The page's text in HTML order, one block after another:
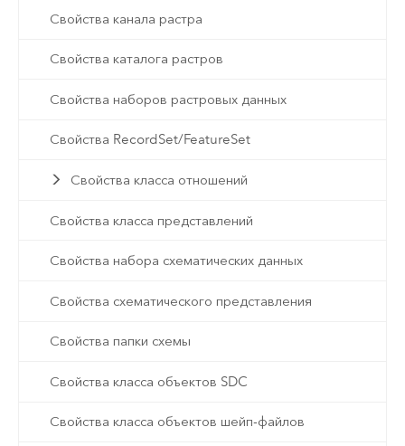
Свойства канала растра
Свойства каталога растров
Свойства наборов растровых данных
Свойства RecordSet/FeatureSet
Свойства класса отношений
Свойства класса представлений
Свойства набора схематических данных
Свойства схематического представления
Свойства папки схемы
Свойства класса объектов SDC
Свойства класса объектов шейп-файлов